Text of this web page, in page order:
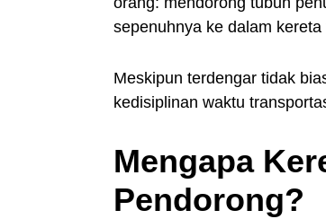
sepenuhnya ke dalam
Meskipun terdengar tidak
kedisiplinan waktu
Mengapa
Pendorong?